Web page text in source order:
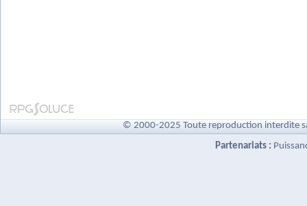
© 2000-2025 Toute reproduction interdite
Partenariats :